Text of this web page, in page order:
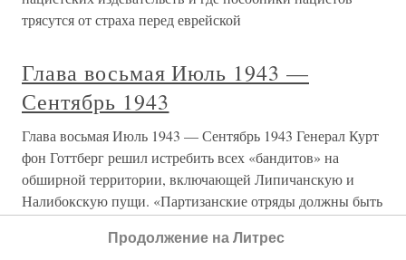
трясутся от страха перед еврейской
Глава восьмая Июль 1943 —
Сентябрь 1943
Глава восьмая Июль 1943 — Сентябрь 1943 Генерал Курт
фон Готтберг решил истребить всех «бандитов» на
обширной территории, включающей Липичанскую и
Налибокскую пущи. «Партизанские отряды должны быть
Продолжение на Литрес